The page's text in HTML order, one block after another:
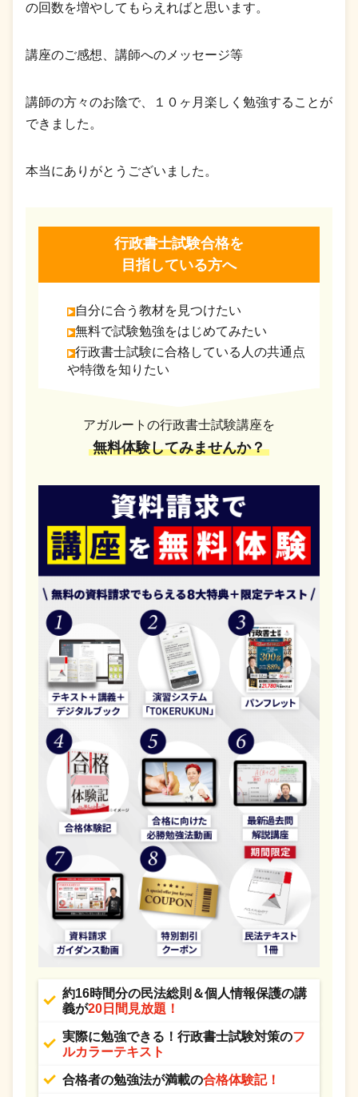
の回数を増やしてもらえればと思います。
講座のご感想、講師へのメッセージ等
講師の方々のお陰で、１０ヶ月楽しく勉強することが
できました。
本当にありがとうございました。
行政書士試験合格を
目指している方へ
自分に合う教材を見つけたい
無料で試験勉強をはじめてみたい
行政書士試験に合格している人の共通点
や特徴を知りたい
アガルートの行政書士試験講座を
無料体験してみませんか？
約16時間分の民法総則＆個人情報保護の講
義が20日間見放題！
実際に勉強できる！行政書士試験対策のフ
ルカラーテキスト
合格者の勉強法が満載の合格体験記！